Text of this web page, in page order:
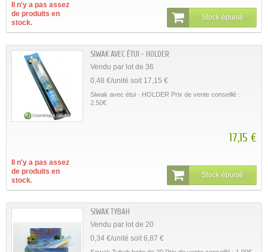
Il n'y a pas assez
de produits en
stock.
Stock épuisé
SIWAK AVEC ÉTUI - HOLDER
Vendu par lot de 36
0,48 €/unité soit 17,15 €
Siwak avec étui - HOLDER Prix de vente conseillé :
2.50€
17,15 €
Il n'y a pas assez
de produits en
stock.
Stock épuisé
SIWAK TYBAH
Vendu par lot de 20
0,34 €/unité soit 6,87 €